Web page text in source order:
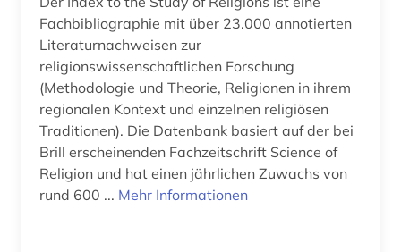
betrieb (1)
betriebsführung (3)
betriebsorganisation (2)
betriebswirtschaft (5)
betriebswirtschaftslehre (14)
Fachbibliographie mit über 23.000 annotierten
Literaturnachweisen zur
religionswissenschaftlichen Forschung
(Methodologie und Theorie, Religionen in ihrem
regionalen Kontext und einzelnen religiösen
Traditionen). Die Datenbank basiert auf der bei
Brill erscheinenden Fachzeitschrift Science of
Religion und hat einen jährlichen Zuwachs von
rund 600 ... Mehr Informationen